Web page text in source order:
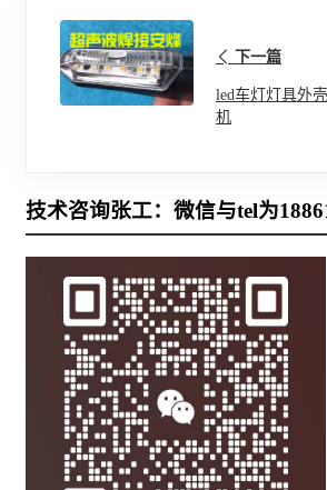
下一篇
led车灯灯具外
机
技术咨询张工：微信与tel为